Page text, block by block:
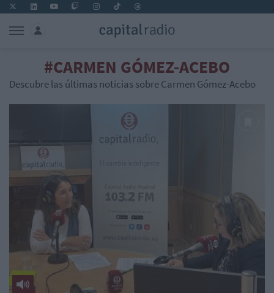
#CARMEN GÓMEZ-ACEBO
Descubre las últimas noticias sobre Carmen Gómez-Acebo